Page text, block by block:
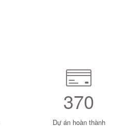
370
Dự án hoàn thành